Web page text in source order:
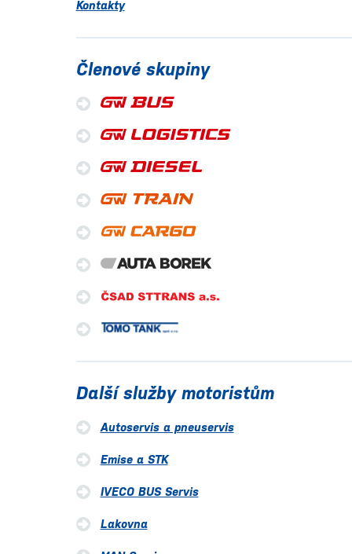
Kontakty
Členové skupiny
Další služby motoristům
Autoservis a pneuservis
Emise a STK
IVECO BUS Servis
Lakovna